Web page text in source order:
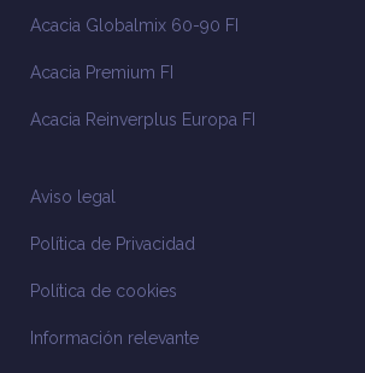
Acacia Globalmix 60-90 FI
Acacia Premium FI
Acacia Reinverplus Europa FI
Aviso legal
Política de Privacidad
Política de cookies
Información relevante